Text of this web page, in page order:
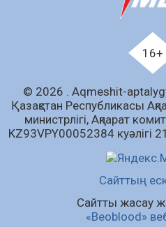
«Дауыс беру учаскесін
07.08.2026
Барлық
16+
© 2026 . Аqmeshit-
Қазақстан Республикасы
министрлігі, Ақпарат
KZ93VPY00052384 куәлігі
Сайттың
Сайтты жасау
«Beoblood»